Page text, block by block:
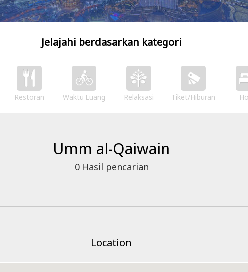
Jelajahi berdasarkan kategori
Restoran Waktu Luang Relaksasi Tiket/Hiburan
Umm al-Qaiwain
0Hasil pencarian
Location